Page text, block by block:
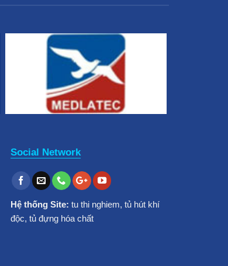
Social Network
Hệ thống Site: tu thi nghiem,tủ hút khí
độc,tủ đựng hóa chất